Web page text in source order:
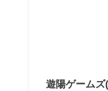
遊陽ゲーム